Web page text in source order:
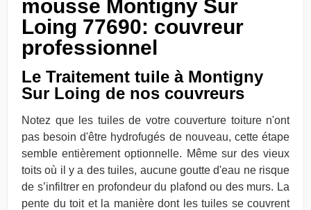
mousse Montigny Sur
Loing 77690: couvreur
professionnel
Le Traitement tuile à Montigny
Sur Loing de nos couvreurs
Notez que les tuiles de votre couverture toiture n'ont
pas besoin d'être hydrofugés de nouveau, cette étape
semble entièrement optionnelle. Même sur des vieux
toits où il y a des tuiles, aucune goutte d'eau ne risque
de s’infiltrer en profondeur du plafond ou des murs. La
pente du toit et la manière dont les tuiles se couvrent